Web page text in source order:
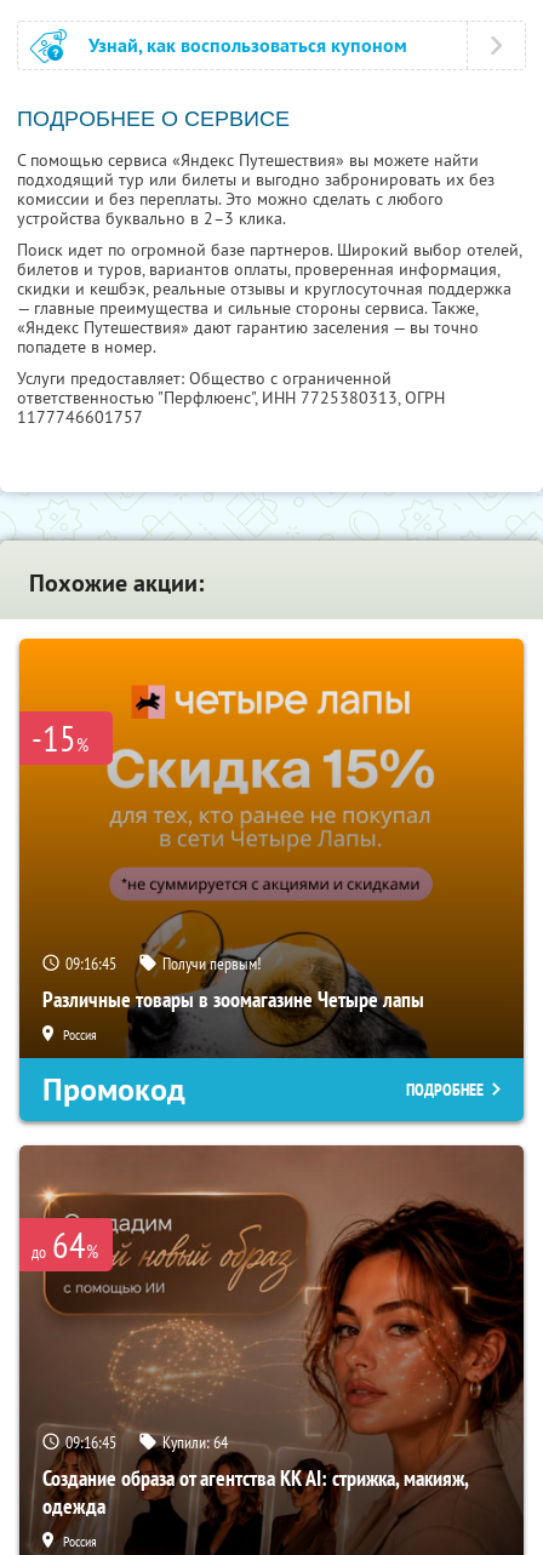
Узнай, как воспользоваться купоном
ПОДРОБНЕЕ О СЕРВИСЕ
С помощью сервиса «Яндекс Путешествия» вы можете найти
подходящий тур или билеты и выгодно забронировать их без
комиссии и без переплаты. Это можно сделать с любого
устройства буквально в 2–3 клика.
Поиск идет по огромной базе партнеров. Широкий выбор отелей,
билетов и туров, вариантов оплаты, проверенная информация,
скидки и кешбэк, реальные отзывы и круглосуточная поддержка
— главные преимущества и сильные стороны сервиса. Также,
«Яндекс Путешествия» дают гарантию заселения — вы точно
попадете в номер.
Услуги предоставляет: Общество с ограниченной
ответственностью "Перфлюенс", ИНН 7725380313, ОГРН
1177746601757
Похожие акции:
-15%
09:16:44 Получи первым!
Различные товары в зоомагазине Четыре лапы
Россия
Промокод ПОДРОБНЕЕ
до 64%
09:16:44 Купили:64
Создание образа от агентства KK AI: стрижка, макияж,
одежда
Россия